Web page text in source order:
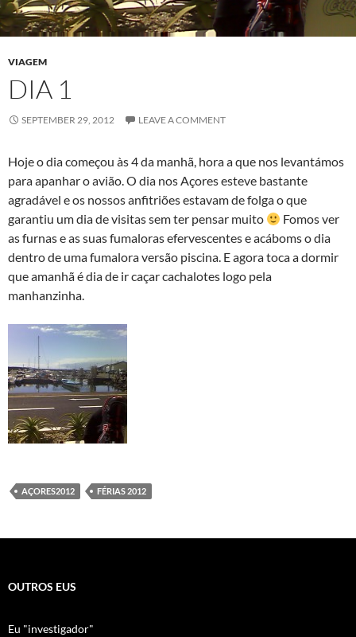
VIAGEM
DIA 1
SEPTEMBER 29, 2012 LEAVE A COMMENT
Hoje o dia começou às 4 da manhã, hora a que nos levantámos
para apanhar o avião. O dia nos Açores esteve bastante
agradável e os nossos anfitriões estavam de folga o que
garantiu um dia de visitas sem ter pensar muito
Fomos ver
as furnas e as suas fumaloras efervescentes e acáboms o dia
dentro de uma fumalora versão piscina. E agora toca a dormir
que amanhã é dia de ir caçar cachalotes logo pela
manhanzinha.
AÇORES2012 FÉRIAS 2012
OUTROS EUS
Eu "investigador"